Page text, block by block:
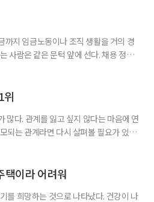
다면 법 시행 전 본
까지 임금노동이나 조직 생활을 거의 경
람은 같은 문턱 앞에 선다. 채용 정보를
발원 선임연구위
위
많다. 관계를 잃고 싶지 않다는 마음에 연
되는 관계라면 다시 살펴볼 필요가 있다.
멀다. 믿고 털어놓은 개인사나 약점을
택이라 어려워
를 희망하는 것으로 나타났다. 건강이 나